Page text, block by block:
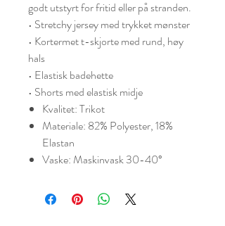
godt utstyrt for fritid eller på stranden.
• Stretchy jersey med trykket mønster
• Kortermet t-skjorte med rund, høy
hals
• Elastisk badehette
• Shorts med elastisk midje
Kvalitet: Trikot
Materiale: 82% Polyester, 18%
Elastan
Vaske: Maskinvask 30-40°